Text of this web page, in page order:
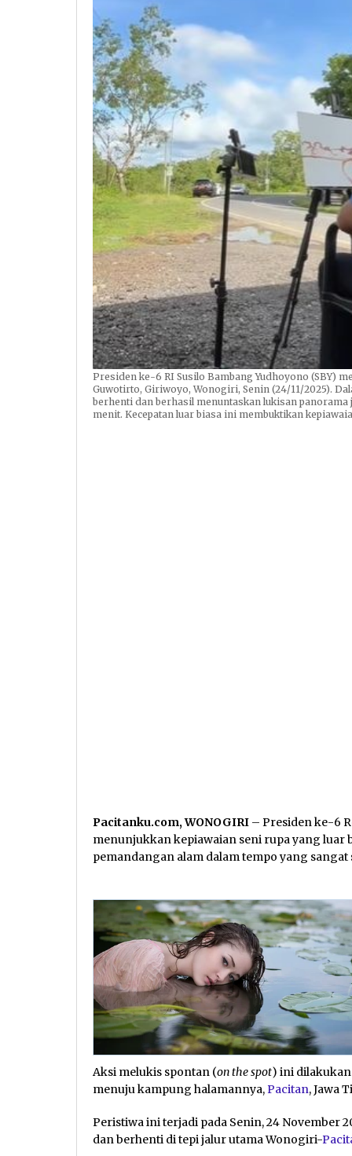
Presiden ke-6 RI Susilo Bambang Yudhoyono (SBY)
Guwotirto, Giriwoyo, Wonogiri, Senin (24/11/2025).
berhenti dan berhasil menuntaskan lukisan panorama
menit. Kecepatan luar biasa ini membuktikan
Pacitanku.com, WONOGIRI – Presiden ke-6
menunjukkan kepiawaian seni rupa yang luar
pemandangan alam dalam tempo yang
Aksi melukis spontan (on the spot) ini
menuju kampung halamannya,Pacitan, Jawa
Peristiwa ini terjadi pada Senin, 24 November
dan berhenti di tepi jalur utama Wonogiri-